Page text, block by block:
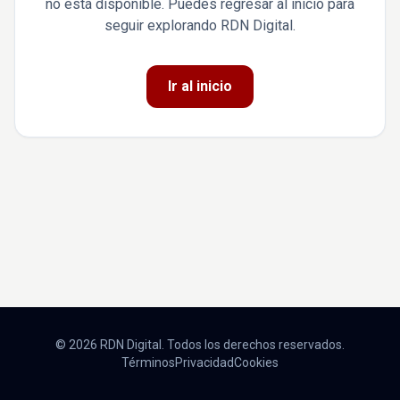
no está disponible. Puedes regresar al inicio para
seguir explorando RDN Digital.
Ir al inicio
© 2026 RDN Digital. Todos los derechos reservados.
TérminosPrivacidadCookies